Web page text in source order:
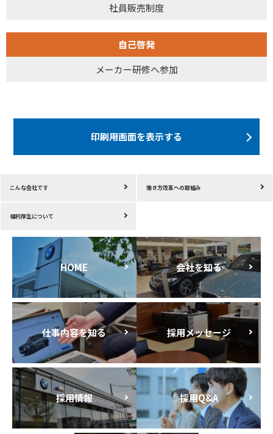
社員販売制度
自己啓発
メーカー研修へ参加
印刷用画面を表示する
こんな会社です 働き方改革への取組み
福利厚生について
HOME 会社を知る
仕事内容を知る 採用メッセージ
採用情報 採用Q&A